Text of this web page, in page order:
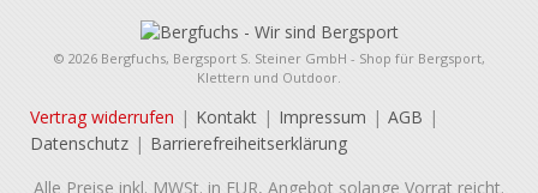
© 2026 Bergfuchs, Bergsport S. Steiner GmbH - Shop für Bergsport,
Klettern und Outdoor.
Vertrag widerrufen Kontakt Impressum
AGB
Datenschutz
Barrierefreiheitserklärung
Alle Preise inkl. MWSt. in EUR, Angebot solange Vorrat reicht.